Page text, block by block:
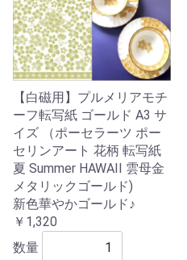
【白磁用】プルメリアモチ
ーフ転写紙 ゴールド A3 サ
イズ （ポーセラーツ ポー
セリンアート 花柄 転写紙
夏 Summer HAWAII 雲母金
メタリックゴールド)
新色華やかゴールド♪
￥1,320
数量